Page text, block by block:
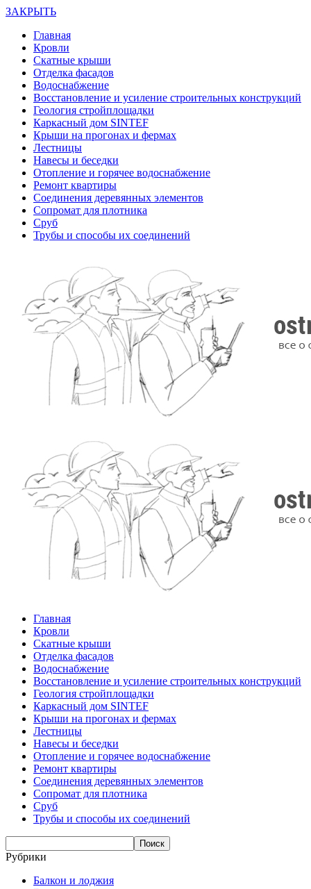
ЗАКРЫТЬ
Главная
Кровли
Скатные крыши
Отделка фасадов
Водоснабжение
Восстановление и усиление строительных конструкций
Геология стройплощадки
Каркасный дом SINTEF
Крыши на прогонах и фермах
Лестницы
Навесы и беседки
Отопление и горячее водоснабжение
Ремонт квартиры
Соединения деревянных элементов
Сопромат для плотника
Сруб
Трубы и способы их соединений
Главная
Кровли
Скатные крыши
Отделка фасадов
Водоснабжение
Восстановление и усиление строительных конструкций
Геология стройплощадки
Каркасный дом SINTEF
Крыши на прогонах и фермах
Лестницы
Навесы и беседки
Отопление и горячее водоснабжение
Ремонт квартиры
Соединения деревянных элементов
Сопромат для плотника
Сруб
Трубы и способы их соединений
Рубрики
Балкон и лоджия